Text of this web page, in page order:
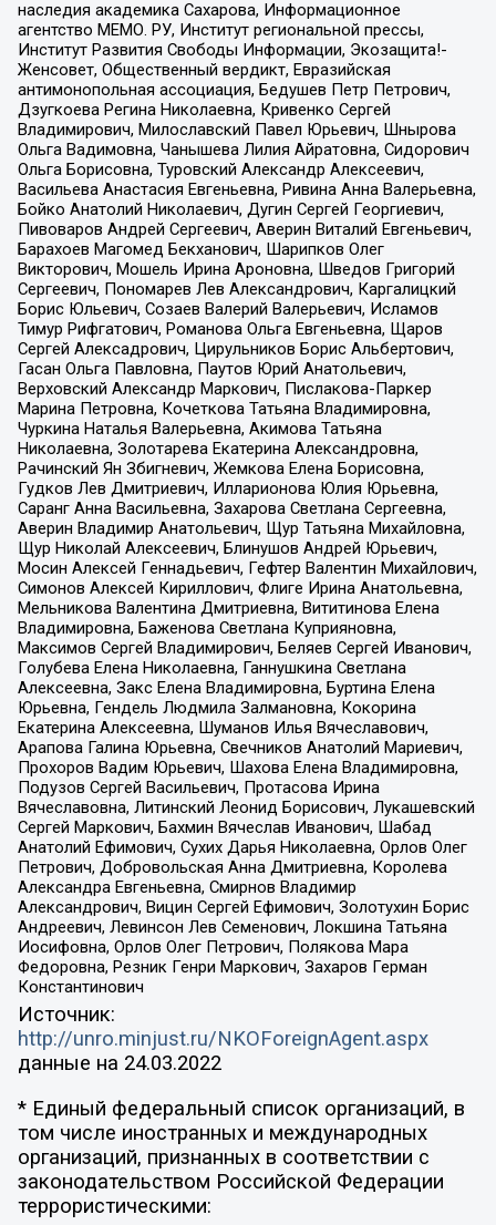
наследия академика Сахарова, Информационное
агентство МЕМО. РУ, Институт региональной прессы,
Институт Развития Свободы Информации, Экозащита!-
Женсовет, Общественный вердикт, Евразийская
антимонопольная ассоциация, Бедушев Петр Петрович,
Дзугкоева Регина Николаевна, Кривенко Сергей
Владимирович, Милославский Павел Юрьевич, Шнырова
Ольга Вадимовна, Чанышева Лилия Айратовна, Сидорович
Ольга Борисовна, Туровский Александр Алексеевич,
Васильева Анастасия Евгеньевна, Ривина Анна Валерьевна,
Бойко Анатолий Николаевич, Дугин Сергей Георгиевич,
Пивоваров Андрей Сергеевич, Аверин Виталий Евгеньевич,
Барахоев Магомед Бекханович, Шарипков Олег
Викторович, Мошель Ирина Ароновна, Шведов Григорий
Сергеевич, Пономарев Лев Александрович, Каргалицкий
Борис Юльевич, Созаев Валерий Валерьевич, Исламов
Тимур Рифгатович, Романова Ольга Евгеньевна, Щаров
Сергей Алексадрович, Цирульников Борис Альбертович,
Гасан Ольга Павловна, Паутов Юрий Анатольевич,
Верховский Александр Маркович, Пислакова-Паркер
Марина Петровна, Кочеткова Татьяна Владимировна,
Чуркина Наталья Валерьевна, Акимова Татьяна
Николаевна, Золотарева Екатерина Александровна,
Рачинский Ян Збигневич, Жемкова Елена Борисовна,
Гудков Лев Дмитриевич, Илларионова Юлия Юрьевна,
Саранг Анна Васильевна, Захарова Светлана Сергеевна,
Аверин Владимир Анатольевич, Щур Татьяна Михайловна,
Щур Николай Алексеевич, Блинушов Андрей Юрьевич,
Мосин Алексей Геннадьевич, Гефтер Валентин Михайлович,
Симонов Алексей Кириллович, Флиге Ирина Анатольевна,
Мельникова Валентина Дмитриевна, Вититинова Елена
Владимировна, Баженова Светлана Куприяновна,
Максимов Сергей Владимирович, Беляев Сергей Иванович,
Голубева Елена Николаевна, Ганнушкина Светлана
Алексеевна, Закс Елена Владимировна, Буртина Елена
Юрьевна, Гендель Людмила Залмановна, Кокорина
Екатерина Алексеевна, Шуманов Илья Вячеславович,
Арапова Галина Юрьевна, Свечников Анатолий Мариевич,
Прохоров Вадим Юрьевич, Шахова Елена Владимировна,
Подузов Сергей Васильевич, Протасова Ирина
Вячеславовна, Литинский Леонид Борисович, Лукашевский
Сергей Маркович, Бахмин Вячеслав Иванович, Шабад
Анатолий Ефимович, Сухих Дарья Николаевна, Орлов Олег
Петрович, Добровольская Анна Дмитриевна, Королева
Александра Евгеньевна, Смирнов Владимир
Александрович, Вицин Сергей Ефимович, Золотухин Борис
Андреевич, Левинсон Лев Семенович, Локшина Татьяна
Иосифовна, Орлов Олег Петрович, Полякова Мара
Федоровна, Резник Генри Маркович, Захаров Герман
Константинович
Источник:
http://unro.minjust.ru/NKOForeignAgent.aspx
данные на 24.03.2022
* Единый федеральный список организаций, в
том числе иностранных и международных
организаций, признанных в соответствии с
законодательством Российской Федерации
террористическими: